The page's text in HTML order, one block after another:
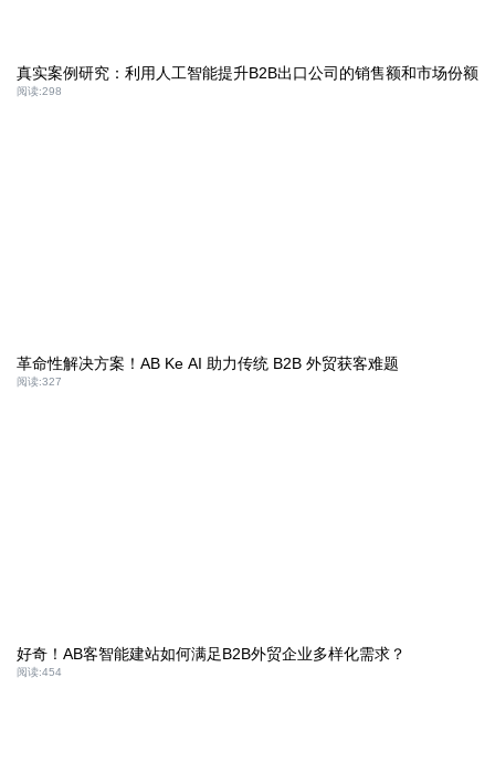
真实案例研究：利用人工智能提升B2B出口公司的销售额和市场份额
阅读:298
革命性解决方案！AB Ke AI 助力传统 B2B 外贸获客难题
阅读:327
好奇！AB客智能建站如何满足B2B外贸企业多样化需求？
阅读:454